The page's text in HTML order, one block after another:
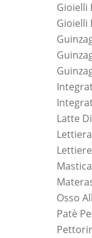
Gioielli
Gioielli
Latte
Osso
Patè